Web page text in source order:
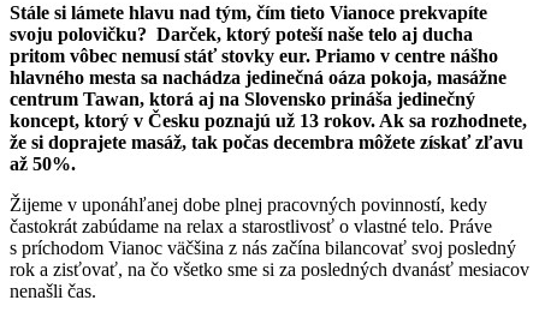
Stále si lámete hlavu nad tým, čím tieto Vianoce prekvapíte
svoju polovičku? Darček, ktorý poteší naše telo aj ducha
pritom vôbec nemusí stáť stovky eur. Priamo v centre nášho
hlavného mesta sa nachádza jedinečná oáza pokoja, masážne
centrum Tawan, ktorá aj na Slovensko prináša jedinečný
koncept, ktorý v Česku poznajú už 13 rokov. Ak sa rozhodnete,
že si doprajete masáž, tak počas decembra môžete získať zľavu
až 50%.
Žijeme v uponáhľanej dobe plnej pracovných povinností, kedy
častokrát zabúdame na relax a starostlivosť o vlastné telo. Práve
s príchodom Vianoc väčšina z nás začína bilancovať svoj posledný
rok a zisťovať, na čo všetko sme si za posledných dvanásť mesiacov
nenašli čas.